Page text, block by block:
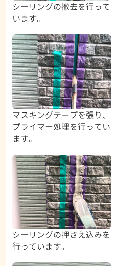
シーリングの撤去を行って
います。
マスキングテープを張り、
プライマー処理を行ってい
ます。
シーリングの押さえ込みを
行っています。